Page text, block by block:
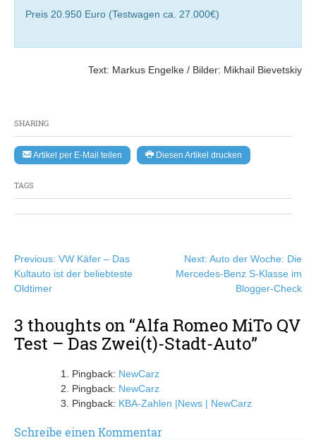
SHARING
Artikel per E-Mail teilen Diesen Artikel drucken
TAGS
Preis 20.950 Euro (Testwagen ca. 27.000€)
Text: Markus Engelke / Bilder: Mikhail Bievetskiy
Beitragsnavigation
Previous: VW Käfer – Das
Kultauto ist der beliebteste
Oldtimer
Next: Auto der Woche: Die
Mercedes-Benz S-Klasse im
Blogger-Check
3 thoughts on “Alfa Romeo MiTo QV
Test – Das Zwei(t)-Stadt-Auto”
Pingback: NewCarz
Pingback: NewCarz
Pingback: KBA-Zahlen |News | NewCarz
Schreibe einen Kommentar